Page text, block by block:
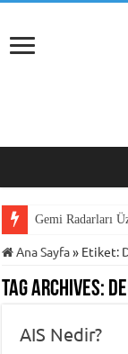
Gemi Radarları
Ana Sayfa» Etiket:
Tag Archives:
AIS Nedir?